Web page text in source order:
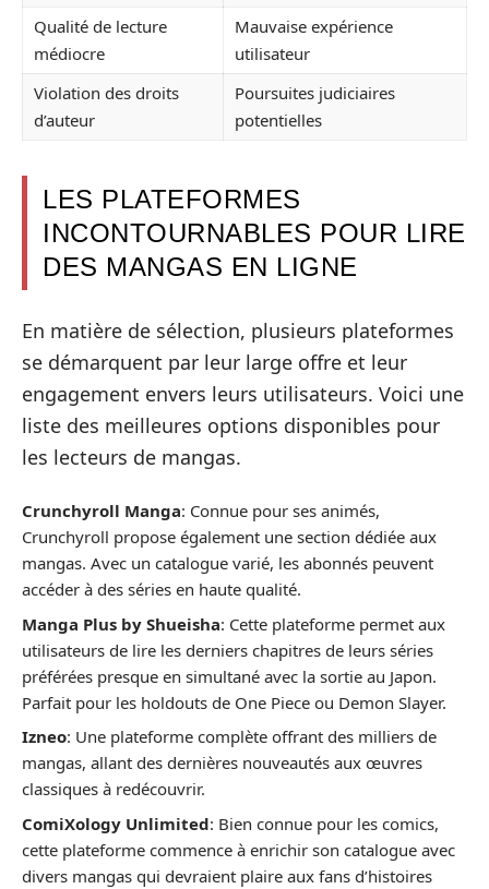
Qualité de lecture
médiocre
Mauvaise expérience
utilisateur
Violation des droits
d’auteur
Poursuites judiciaires
potentielles
LES PLATEFORMES
INCONTOURNABLES POUR LIRE
DES MANGAS EN LIGNE
En matière de sélection, plusieurs plateformes
se démarquent par leur large offre et leur
engagement envers leurs utilisateurs. Voici une
liste des meilleures options disponibles pour
les lecteurs de mangas.
Crunchyroll Manga: Connue pour ses animés,
Crunchyroll propose également une section dédiée aux
mangas. Avec un catalogue varié, les abonnés peuvent
accéder à des séries en haute qualité.
Manga Plus by Shueisha: Cette plateforme permet aux
utilisateurs de lire les derniers chapitres de leurs séries
préférées presque en simultané avec la sortie au Japon.
Parfait pour les holdouts de One Piece ou Demon Slayer.
Izneo: Une plateforme complète offrant des milliers de
mangas, allant des dernières nouveautés aux œuvres
classiques à redécouvrir.
ComiXology Unlimited: Bien connue pour les comics,
cette plateforme commence à enrichir son catalogue avec
divers mangas qui devraient plaire aux fans d’histoires